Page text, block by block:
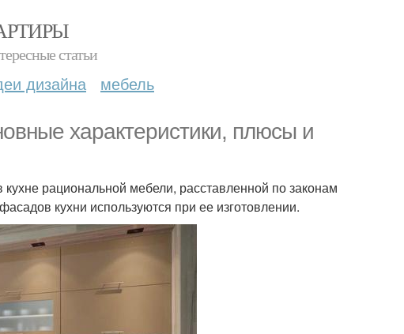
статьи
дизайна мебель
характеристики, плюсы и
рациональной мебели, расставленной по законам
кухни используются при ее изготовлении.